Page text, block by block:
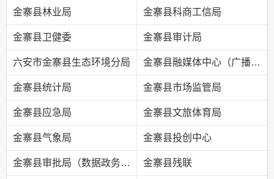
金寨县林业局 金寨县科商工信局
金寨县卫健委 金寨县审计局
六安市金寨县生态环境分局 金寨县融媒体中心（广播电视台）
金寨县统计局 金寨县市场监管局
金寨县应急局 金寨县文旅体育局
金寨县气象局 金寨县投创中心
金寨县审批局（数据政务局） 金寨县残联